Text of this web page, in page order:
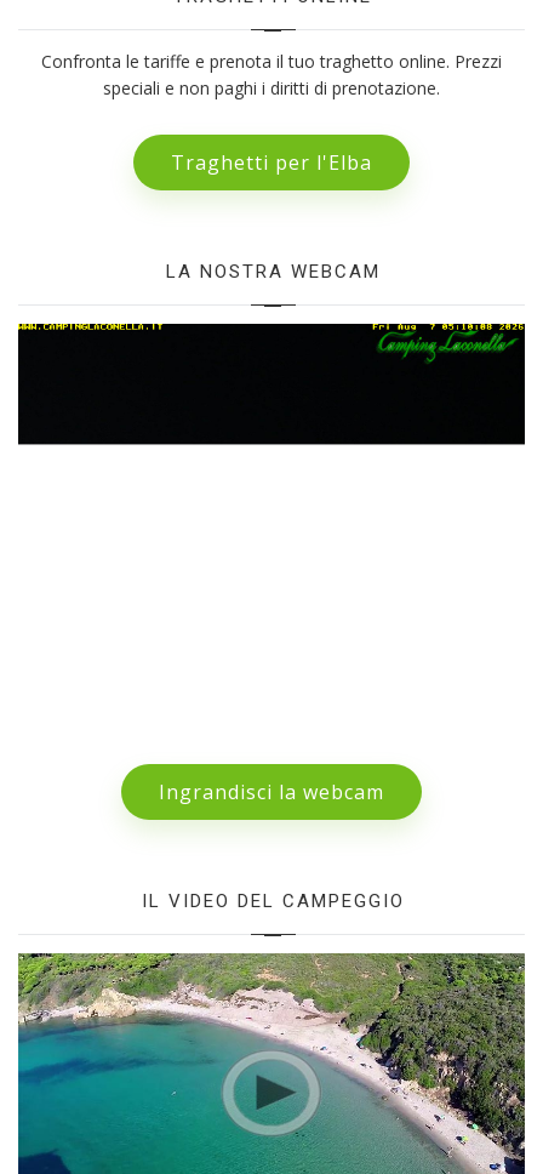
Confronta le tariffe e prenota il tuo traghetto online. Prezzi
speciali e non paghi i diritti di prenotazione.
Traghetti per l'Elba
LA NOSTRA WEBCAM
Ingrandisci la webcam
IL VIDEO DEL CAMPEGGIO